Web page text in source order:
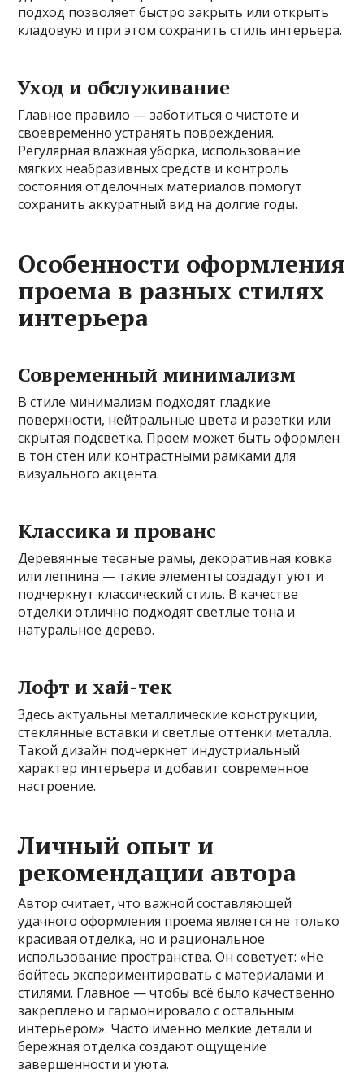
подход позволяет быстро закрыть или открыть
кладовую и при этом сохранить стиль интерьера.
Уход и обслуживание
Главное правило — заботиться о чистоте и
своевременно устранять повреждения.
Регулярная влажная уборка, использование
мягких неабразивных средств и контроль
состояния отделочных материалов помогут
сохранить аккуратный вид на долгие годы.
Особенности оформления
проема в разных стилях
интерьера
Современный минимализм
В стиле минимализм подходят гладкие
поверхности, нейтральные цвета и разетки или
скрытая подсветка. Проем может быть оформлен
в тон стен или контрастными рамками для
визуального акцента.
Классика и прованс
Деревянные тесаные рамы, декоративная ковка
или лепнина — такие элементы создадут уют и
подчеркнут классический стиль. В качестве
отделки отлично подходят светлые тона и
натуральное дерево.
Лофт и хай-тек
Здесь актуальны металлические конструкции,
стеклянные вставки и светлые оттенки металла.
Такой дизайн подчеркнет индустриальный
характер интерьера и добавит современное
настроение.
Личный опыт и
рекомендации автора
Автор считает, что важной составляющей
удачного оформления проема является не только
красивая отделка, но и рациональное
использование пространства. Он советует: «Не
бойтесь экспериментировать с материалами и
стилями. Главное — чтобы всё было качественно
закреплено и гармонировало с остальным
интерьером». Часто именно мелкие детали и
бережная отделка создают ощущение
завершенности и уюта.